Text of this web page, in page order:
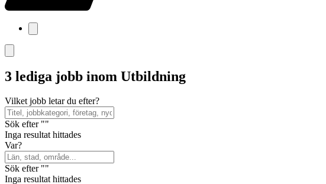
3 lediga jobb inom Utbildning
Vilket jobb letar du efter?
Sök efter ""
Inga resultat hittades
Var?
Sök efter ""
Inga resultat hittades